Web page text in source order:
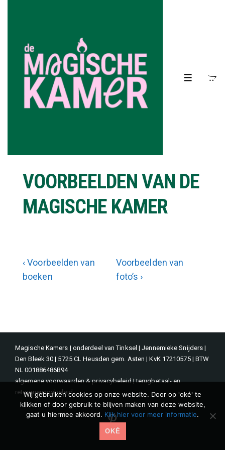
hoofdinhoud
MENU
VOORBEELDEN VAN DE
MAGISCHE KAMER
Bericht
navigatie
Vorig
bericht
‹ Voorbeelden van
boeken
Volgende
bericht
Voorbeelden van
foto’s ›
Magische Kamers | onderdeel van Tinksel | Jennemieke Snijders |
Den Bleek 30 | 5725 CL Heusden gem. Asten | KvK 17210575 | BTW
NL 001886486B94
algemene voorwaarden & privacybeleid|terugbetaal- en
retourneringsbeleid
Pinterest
Wij gebruiken cookies op onze website. Door op 'oké' te
klikken of door gebruik te blijven maken van deze website,
gaat u hiermee akkoord. Klik hier voor meer informatie.
OKÉ